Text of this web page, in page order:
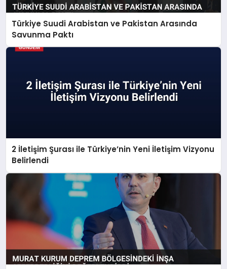
Türkiye Suudi Arabistan ve Pakistan Arasında
Savunma Paktı
2 İletişim Şurası ile Türkiye’nin Yeni İletişim Vizyonu
Belirlendi